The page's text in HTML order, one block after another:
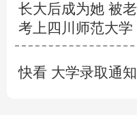
长大后成为她 被
考上四川师范大学
快看 大学录取通